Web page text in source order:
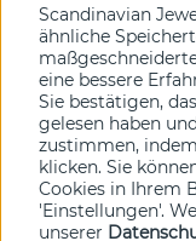
hier an.
Scandinavian
ähnliche
eine bessere
Sie bestätigen,
gelesen haben
zustimmen,
klicken. Sie
Cookies in Ihrem
'Einstellungen'.
unserer